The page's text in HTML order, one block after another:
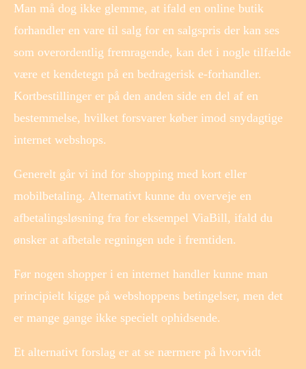
Man må dog ikke glemme, at ifald en online butik
forhandler en vare til salg for en salgspris der kan ses
som overordentlig fremragende, kan det i nogle tilfælde
være et kendetegn på en bedragerisk e-forhandler.
Kortbestillinger er på den anden side en del af en
bestemmelse, hvilket forsvarer køber imod snydagtige
internet webshops.
Generelt går vi ind for shopping med kort eller
mobilbetaling. Alternativt kunne du overveje en
afbetalingsløsning fra for eksempel ViaBill, ifald du
ønsker at afbetale regningen ude i fremtiden.
Før nogen shopper i en internet handler kunne man
principielt kigge på webshoppens betingelser, men det
er mange gange ikke specielt ophidsende.
Et alternativt forslag er at se nærmere på hvorvidt